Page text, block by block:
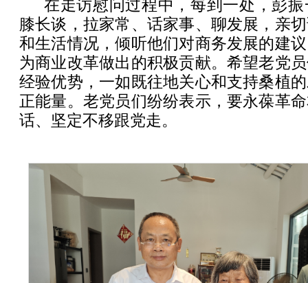
在走访慰问过程中，每到一处，彭
膝长谈，拉家常、话家事、聊发展，亲
和生活情况，倾听他们对商务发展的建
为商业改革做出的积极贡献。希望老党
经验优势，一如既往地关心和支持桑植
正能量。老党员们纷纷表示，要永葆革
话、坚定不移跟党走。